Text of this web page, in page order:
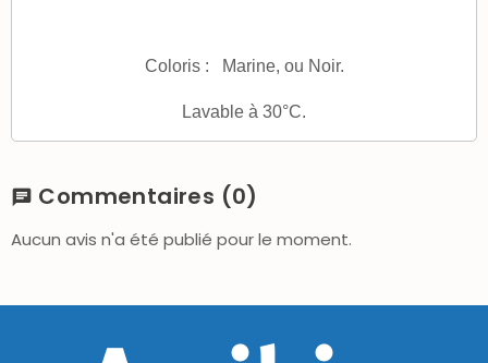
Coloris : Marine, ou Noir.
Lavable à 30°C.
chat Commentaires (0)
Aucun avis n'a été publié pour le moment.